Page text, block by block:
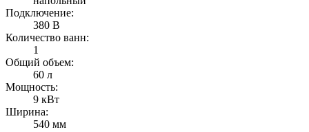
Подключение:
380 В
Количество ванн:
1
Общий объем:
60 л
Мощность:
9 кВт
Ширина:
540 мм